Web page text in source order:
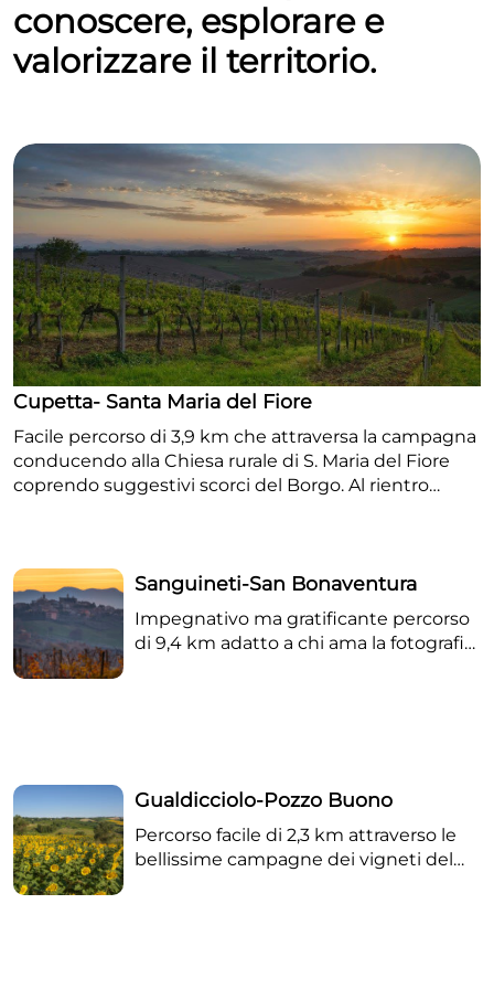
mozzafiato, la visita a Morro d’Alba in notturna è
un’esperienza da non mancare. Testo a cura di
Alessandra Boldreghini
conoscere, esplorare e
valorizzare il territorio.
Cupetta- Santa Maria del Fiore
Facile percorso di 3,9 km che attraversa la campagna
conducendo alla Chiesa rurale di S. Maria del Fiore
coprendo suggestivi scorci del Borgo. Al rientro
Sanguineti-San Bonaventura
Impegnativo ma gratificante percorso
di 9,4 km adatto a chi ama la fotografia
Gualdicciolo-Pozzo Buono
Percorso facile di 2,3 km attraverso le
bellissime campagne dei vigneti del